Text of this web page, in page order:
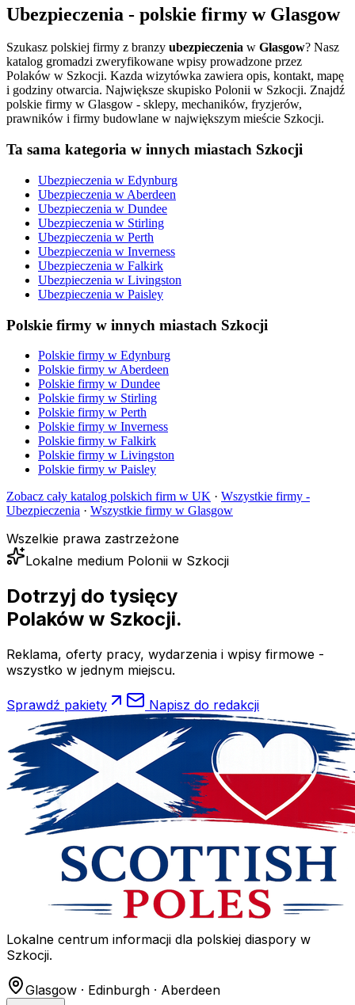
Ubezpieczenia - polskie firmy w Glasgow
Szukasz polskiej firmy z branzy ubezpieczenia w Glasgow? Nasz
katalog gromadzi zweryfikowane wpisy prowadzone przez
Polaków w Szkocji. Kazda wizytówka zawiera opis, kontakt, mapę
i godziny otwarcia. Największe skupisko Polonii w Szkocji. Znajdź
polskie firmy w Glasgow - sklepy, mechaników, fryzjerów,
prawników i firmy budowlane w największym mieście Szkocji.
Ta sama kategoria w innych miastach Szkocji
Ubezpieczenia w Edynburg
Ubezpieczenia w Aberdeen
Ubezpieczenia w Dundee
Ubezpieczenia w Stirling
Ubezpieczenia w Perth
Ubezpieczenia w Inverness
Ubezpieczenia w Falkirk
Ubezpieczenia w Livingston
Ubezpieczenia w Paisley
Polskie firmy w innych miastach Szkocji
Polskie firmy w Edynburg
Polskie firmy w Aberdeen
Polskie firmy w Dundee
Polskie firmy w Stirling
Polskie firmy w Perth
Polskie firmy w Inverness
Polskie firmy w Falkirk
Polskie firmy w Livingston
Polskie firmy w Paisley
Zobacz cały katalog polskich firm w UK · Wszystkie firmy -
Ubezpieczenia · Wszystkie firmy w Glasgow
Wszelkie prawa zastrzeżone
Lokalne medium Polonii w Szkocji
Dotrzyj do tysięcy
Polaków w Szkocji.
Reklama, oferty pracy, wydarzenia i wpisy firmowe -
wszystko w jednym miejscu.
Sprawdź pakiety Napisz do redakcji
Lokalne centrum informacji dla polskiej diaspory w
Szkocji.
Glasgow · Edinburgh · Aberdeen